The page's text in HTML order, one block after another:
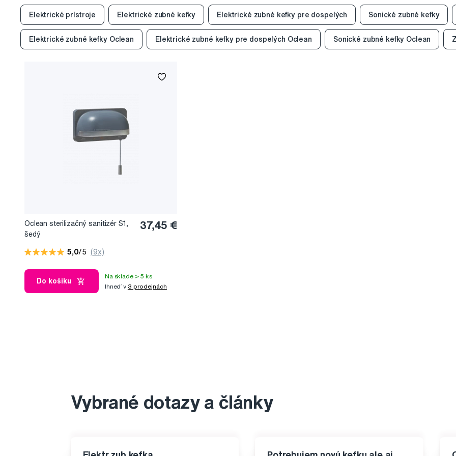
Elektrické prístroje Elektrické zubné kefky Elektrické zubné kefky pre dospelých Sonické zubné kefky
Elektrické zubné kefky Oclean Elektrické zubné kefky pre dospelých Oclean Sonické zubné kefky Oclean
Oclean sterilizačný sanitizér S1,
šedý
37,45 €
5,0/5 (9x)
Do košíku
Na sklade > 5 ks
Ihneď v 3 prodejnách
Vybrané dotazy a články